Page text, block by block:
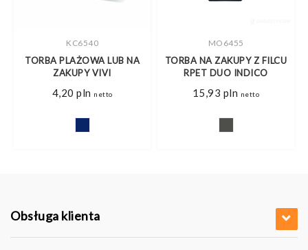
KC6540
TORBA PLAŻOWA LUB NA
ZAKUPY VIVI
4,20 pln netto
MO6455
TORBA NA ZAKUPY Z FILCU
RPET DUO INDICO
15,93 pln netto
Obsługa klienta